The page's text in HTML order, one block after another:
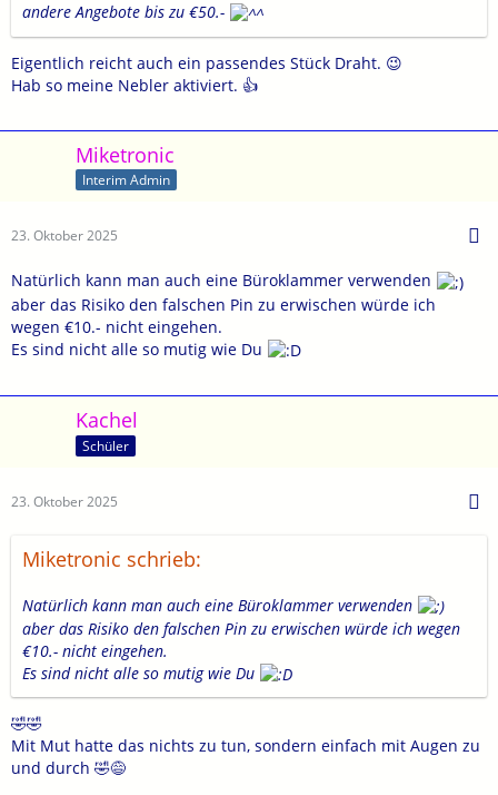
andere Angebote bis zu €50.-
Eigentlich reicht auch ein passendes Stück Draht. 😉
Hab so meine Nebler aktiviert. 👍
Miketronic
Interim Admin
23. Oktober 2025
Natürlich kann man auch eine Büroklammer verwenden
aber das Risiko den falschen Pin zu erwischen würde ich
wegen €10.- nicht eingehen.
Es sind nicht alle so mutig wie Du
Kachel
Schüler
23. Oktober 2025
Miketronic schrieb:
Natürlich kann man auch eine Büroklammer verwenden
aber das Risiko den falschen Pin zu erwischen würde ich wegen
€10.- nicht eingehen.
Es sind nicht alle so mutig wie Du
🤣🤣
Mit Mut hatte das nichts zu tun, sondern einfach mit Augen zu
und durch 🤣😅